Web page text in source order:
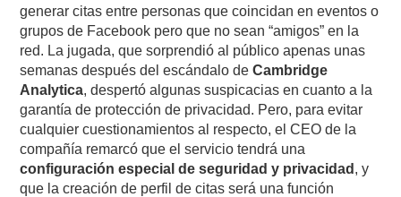
generar citas entre personas que coincidan en eventos o
grupos de Facebook pero que no sean “amigos” en la
red. La jugada, que sorprendió al público apenas unas
semanas después del escándalo deCambridge
Analytica, despertó algunas suspicacias en cuanto a la
garantía de protección de privacidad. Pero, para evitar
cualquier cuestionamientos al respecto, el CEO de la
compañía remarcó que el servicio tendrá una
configuración especial de seguridad y privacidad , y
que la creación de perfil de citas será una función